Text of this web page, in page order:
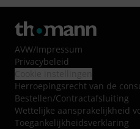
AVW/Impressum
Privacybeleid
Herroepingsrecht van de
Bestellen/Contractafsluiting
Wettelijke aansprakelijkheid
Toegankelijkheidsverklaring